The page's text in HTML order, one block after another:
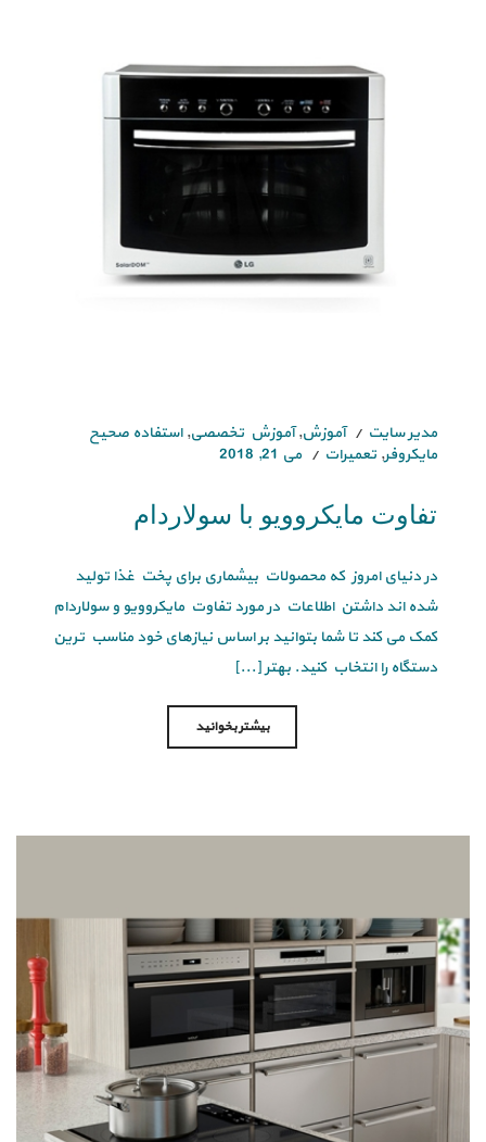
مدیر سایت آموزش,آموزش تخصصی,استفاده صحیح
مایکروفر, تعمیرات می 21, 2018
تفاوت مایکروویو با سولاردام
در دنیای امروز که محصولات بیشماری برای پخت غذا تولید
شده اند داشتن اطلاعات در مورد تفاوت مایکروویو و سولاردام
کمک می کند تا شما بتوانید بر اساس نیازهای خود مناسب ترین
دستگاه را انتخاب کنید. بهتر [...]
بیشتر بخوانید